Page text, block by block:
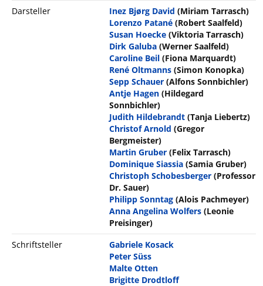
Darsteller
Inez Bjørg David (Miriam Tarrasch)
Lorenzo Patané (Robert Saalfeld)
Susan Hoecke (Viktoria Tarrasch)
Dirk Galuba (Werner Saalfeld)
Caroline Beil (Fiona Marquardt)
René Oltmanns (Simon Konopka)
Sepp Schauer (Alfons Sonnbichler)
Antje Hagen (Hildegard
Sonnbichler)
Judith Hildebrandt (Tanja Liebertz)
Christof Arnold (Gregor
Bergmeister)
Martin Gruber (Felix Tarrasch)
Dominique Siassia (Samia Gruber)
Christoph Schobesberger (Professor
Dr. Sauer)
Philipp Sonntag (Alois Pachmeyer)
Anna Angelina Wolfers (Leonie
Preisinger)
Schriftsteller
Gabriele Kosack
Peter Süss
Malte Otten
Brigitte Drodtloff